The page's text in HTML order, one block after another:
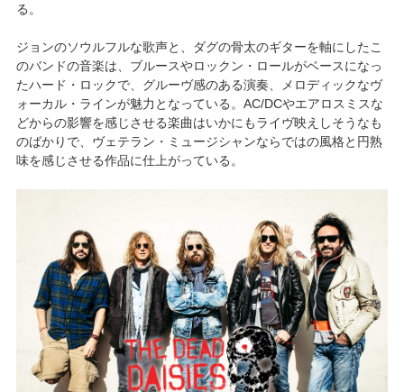
る。
ジョンのソウルフルな歌声と、ダグの骨太のギターを軸にしたこ
のバンドの音楽は、ブルースやロックン・ロールがベースになっ
たハード・ロックで、グルーヴ感のある演奏、メロディックなヴ
ォーカル・ラインが魅力となっている。AC/DCやエアロスミスな
どからの影響を感じさせる楽曲はいかにもライヴ映えしそうなも
のばかりで、ヴェテラン・ミュージシャンならではの風格と円熟
味を感じさせる作品に仕上がっている。